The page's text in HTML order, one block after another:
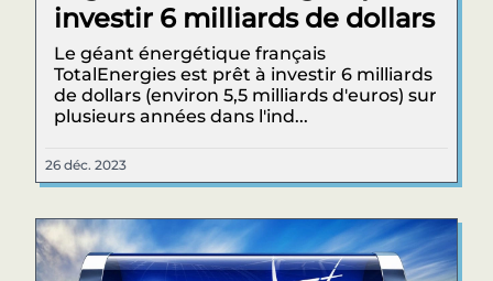
investir 6 milliards de dollars
Le géant énergétique français
TotalEnergies est prêt à investir 6 milliards
de dollars (environ 5,5 milliards d'euros) sur
plusieurs années dans l'ind...
26 déc. 2023